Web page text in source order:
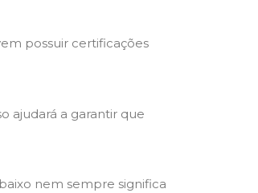
possuir certificações
ajudará a garantir que
nem sempre significa